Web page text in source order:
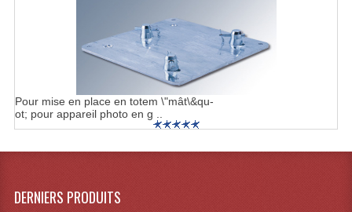
Table Mixages Et Contrôleurs & Consoles
Tables De Mixage DJ
Controleurs DJ USB / MP3
Pour mise en place en totem \"mât\&qu-
ot; pour appareil photo en g ..
DERNIERS PRODUITS